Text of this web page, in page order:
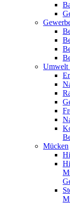
Umwelt
Mücken